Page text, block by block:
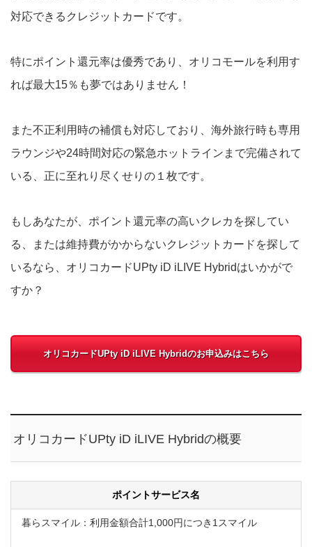
対応できるクレジットカードです。
特にポイント還元率は優秀であり、オリコモールを利用す
れば最大15％も夢ではありません！
また不正利用時の補償も対応しており、海外旅行時も専用
ラウンジや24時間対応の緊急ホットラインまで完備されて
いる、正に至れり尽くせりの１枚です。
もしあなたが、ポイント還元率の高いクレカを探してい
る、または維持費がかからないクレジットカードを探して
いるなら、オリコカードUPty iD iLIVE Hybridはいかがで
すか？
オリコカードUPty iD iLIVE Hybridのお申込みはこちら
オリコカードUPty iD iLIVE Hybridの概要
ポイントサービス名
暮らスマイル：利用金額合計1,000円につき1スマイル